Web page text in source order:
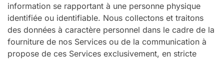
information se rapportant à une personne physique
identifiée ou identifiable. Nous collectons et traitons
des données à caractère personnel dans le cadre de la
fourniture de nos Services ou de la communication à
propose de ces Services exclusivement, en stricte